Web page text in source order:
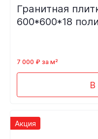
Гранитная
600*600*18
7 000 ₽ за м²
В
Акция